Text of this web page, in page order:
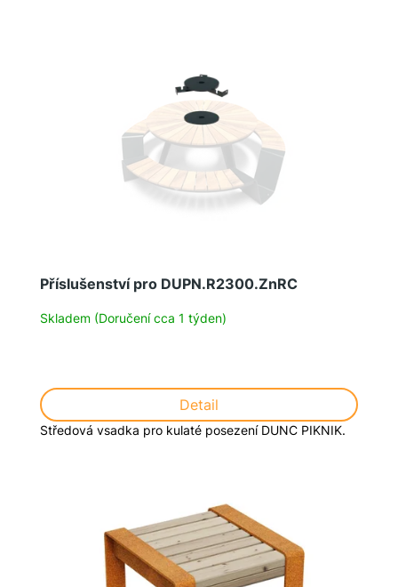
Příslušenství pro DUPN.R2300.ZnRC
Skladem (Doručení cca 1 týden)
Detail
Středová vsadka pro kulaté posezení DUNC PIKNIK.